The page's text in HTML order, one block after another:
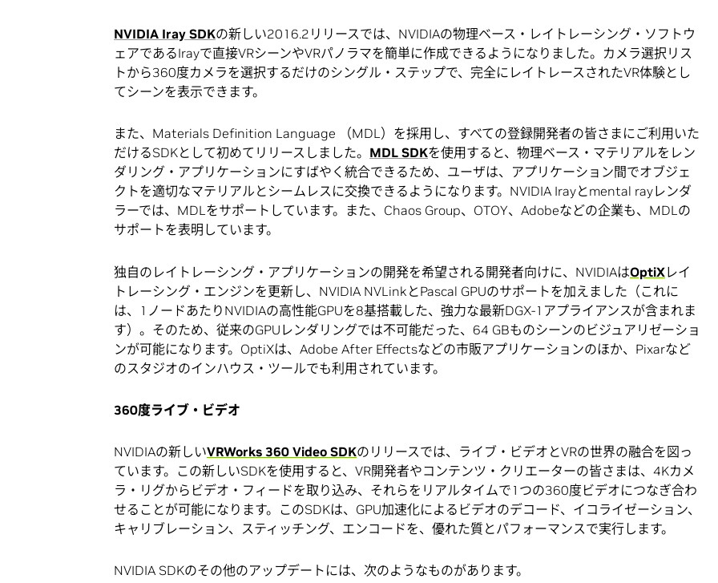
NVIDIA Iray SDKの新しい2016.2リリースでは、NVIDIAの物理ベース・レイトレーシング・ソフトウ
ェアであるIrayで直接VRシーンやVRパノラマを簡単に作成できるようになりました。カメラ選択リス
トから360度カメラを選択するだけのシングル・ステップで、完全にレイトレースされたVR体験とし
てシーンを表示できます。
また、Materials Definition Language （MDL）を採用し、すべての登録開発者の皆さまにご利用いた
だけるSDKとして初めてリリースしました。 MDL SDKを使用すると、物理ベース・マテリアルをレン
ダリング・アプリケーションにすばやく統合できるため、ユーザは、アプリケーション間でオブジェ
クトを適切なマテリアルとシームレスに交換できるようになります。NVIDIA Irayとmental rayレンダ
ラーでは、MDLをサポートしています。また、Chaos Group、OTOY、Adobeなどの企業も、MDLの
サポートを表明しています。
独自のレイトレーシング・アプリケーションの開発を希望される開発者向けに、NVIDIAはOptiXレイ
トレーシング・エンジンを更新し、NVIDIA NVLinkとPascal GPUのサポートを加えました（これに
は、1ノードあたりNVIDIAの高性能GPUを8基搭載した、強力な最新DGX-1アプライアンスが含まれま
す）。そのため、従来のGPUレンダリングでは不可能だった、64 GBものシーンのビジュアリゼーショ
ンが可能になります。OptiXは、Adobe After Effectsなどの市販アプリケーションのほか、Pixarなど
のスタジオのインハウス・ツールでも利用されています。
360度ライブ・ビデオ
NVIDIAの新しいVRWorks 360 Video SDKのリリースでは、ライブ・ビデオとVRの世界の融合を図っ
ています。この新しいSDKを使用すると、VR開発者やコンテンツ・クリエーターの皆さまは、4Kカメ
ラ・リグからビデオ・フィードを取り込み、それらをリアルタイムで1つの360度ビデオにつなぎ合わ
せることが可能になります。このSDKは、GPU加速化によるビデオのデコード、イコライゼーション、
キャリブレーション、スティッチング、エンコードを、優れた質とパフォーマンスで実行します。
NVIDIA SDKのその他のアップデートには、次のようなものがあります。